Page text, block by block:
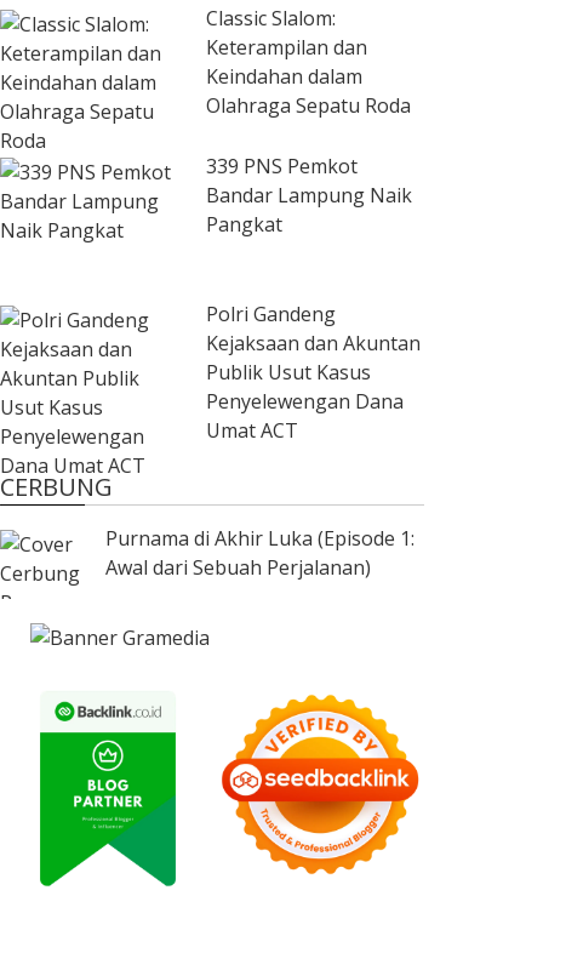
Classic Slalom:
Keterampilan dan
Keindahan dalam
Olahraga Sepatu Roda
339 PNS Pemkot
Bandar Lampung Naik
Pangkat
Polri Gandeng
Kejaksaan dan Akuntan
Publik Usut Kasus
Penyelewengan Dana
Umat ACT
CERBUNG
Purnama di Akhir Luka (Episode 1:
Awal dari Sebuah Perjalanan)